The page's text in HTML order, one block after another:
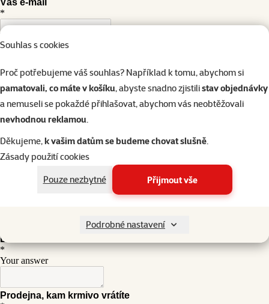
Souhlas s cookies
Proč potřebujeme váš souhlas? Například k tomu, abychom si
pamatovali, co máte v košíku, abyste snadno zjistilistav objednávky
a nemuseli se pokaždé přihlašovat, abychom vás neobtěžovali
nevhodnou reklamou.
Děkujeme,k vašim datům se budeme chovat slušně.
Zásady použití cookies
Pouze nezbytné
Přijmout vše
Podrobné nastavení